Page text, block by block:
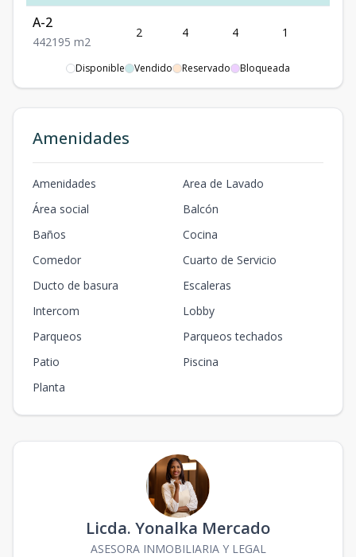
A-2
442195 m2
2 4 4 1
Disponible Vendido Reservado Bloqueada
Amenidades
Amenidades
Area de Lavado
Área social
Balcón
Baños
Cocina
Comedor
Cuarto de Servicio
Ducto de basura
Escaleras
Intercom
Lobby
Parqueos
Parqueos techados
Patio
Piscina
Planta
Licda. Yonalka Mercado
ASESORA INMOBILIARIA Y LEGAL